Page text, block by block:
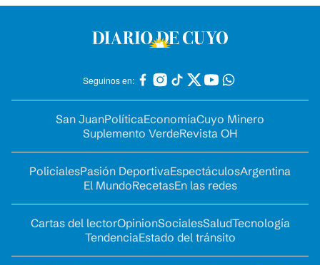
Seguinos en:
San JuanPolíticaEconomíaCuyo Minero
Suplemento VerdeRevista OH
PolicialesPasión DeportivaEspectáculosArgentina
El MundoRecetasEn las redes
Cartas del lectorOpinionSocialesSaludTecnología
TendenciaEstado del tránsito